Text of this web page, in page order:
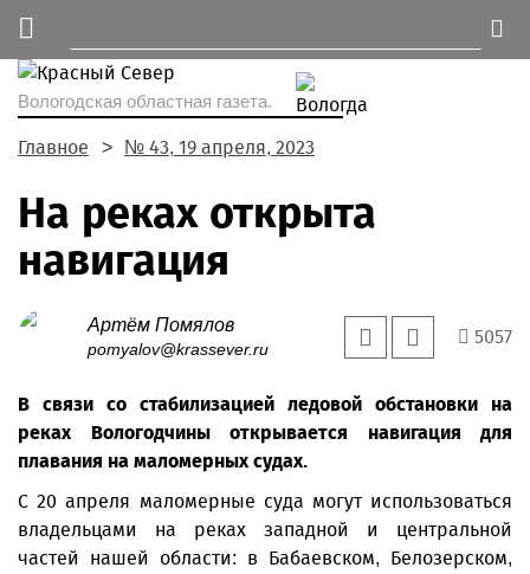
Вологодская областная газета.
Главное № 43, 19 апреля, 2023
На реках открыта
навигация
Артём Помялов
pomyalov@krassever.ru
5057
В связи со стабилизацией ледовой обстановки на
реках Вологодчины открывается навигация для
плавания на маломерных судах.
С 20 апреля маломерные суда могут использоваться
владельцами на реках западной и центральной
частей нашей области: в Бабаевском, Белозерском,